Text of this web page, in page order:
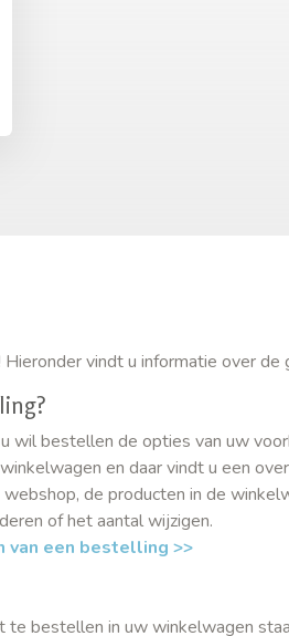
vindt u informatie over
wil bestellen de opties van uw
en daar vindt u een
de producten in de
of het aantal wijzigen.
van een bestelling >>
bestellen in uw winkelwagen